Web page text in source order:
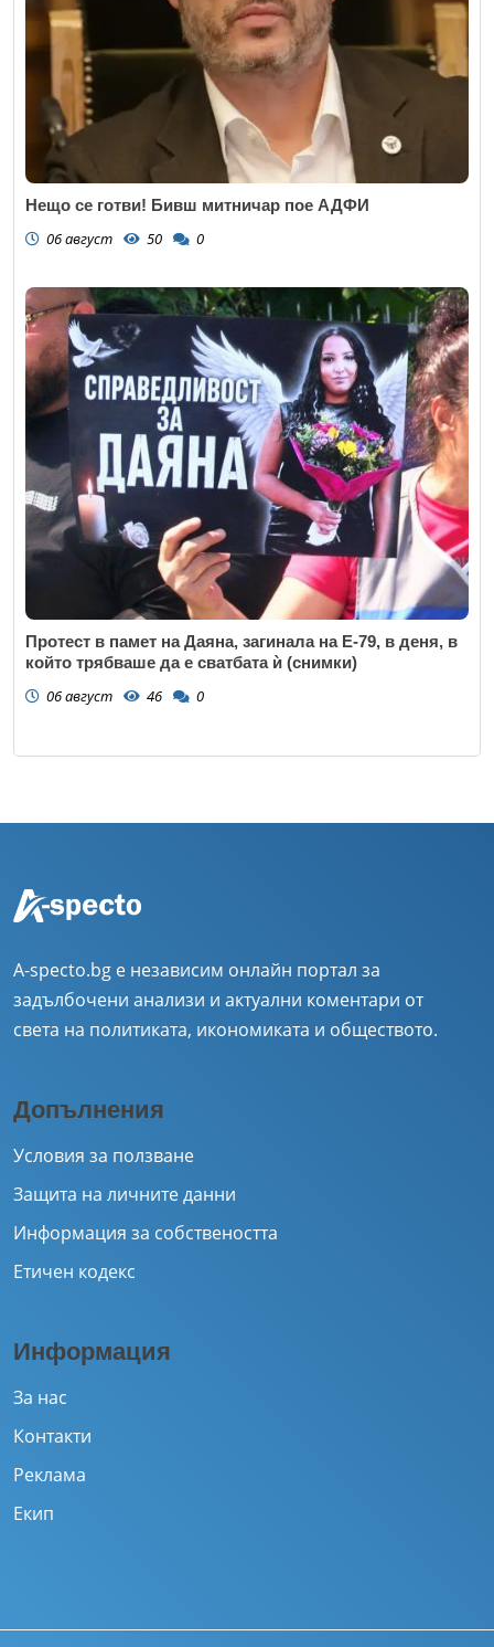
Нещо се готви! Бивш митничар пое АДФИ
06 август 50 0
Протест в памет на Даяна, загинала на Е-79, в деня, в
който трябваше да е сватбата ѝ (снимки)
06 август 46 0
A-specto.bg е независим онлайн портал за
задълбочени анализи и актуални коментари от
света на политиката, икономиката и обществото.
Допълнения
Условия за ползване
Защита на личните данни
Информация за собствеността
Етичен кодекс
Информация
За нас
Контакти
Реклама
Екип